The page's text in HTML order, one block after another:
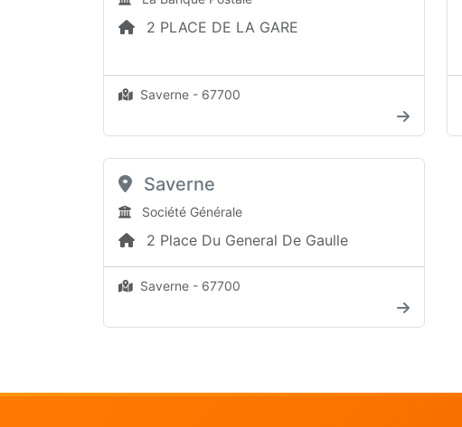
2 PLACE DE LA GARE
Saverne - 67700
Saverne
Société Générale
2 Place Du General De Gaulle
Saverne - 67700